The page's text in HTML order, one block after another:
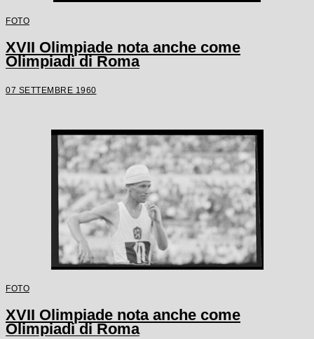
FOTO
XVII Olimpiade nota anche come
Olimpiadi di Roma
07 SETTEMBRE 1960
FOTO
XVII Olimpiade nota anche come
Olimpiadi di Roma